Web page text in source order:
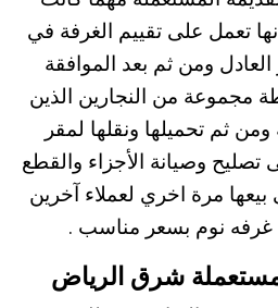
تعمل على تقييم الغرفة في
العادل ومن ثم بعد الموافقة
مجموعة من النجارين الذين
ثم تحميلها ونقلها لمقر
وصيانة الأجزاء والقطع
بيعها مرة اخري لعملاء آخرين
نوم بسعر مناسب .
شرق الرياض